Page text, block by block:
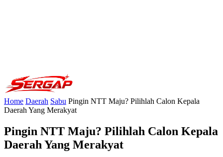
Home Daerah Sabu Pingin NTT Maju? Pilihlah Calon Kepala
Daerah Yang Merakyat
Pingin NTT Maju? Pilihlah Calon Kepala
Daerah Yang Merakyat